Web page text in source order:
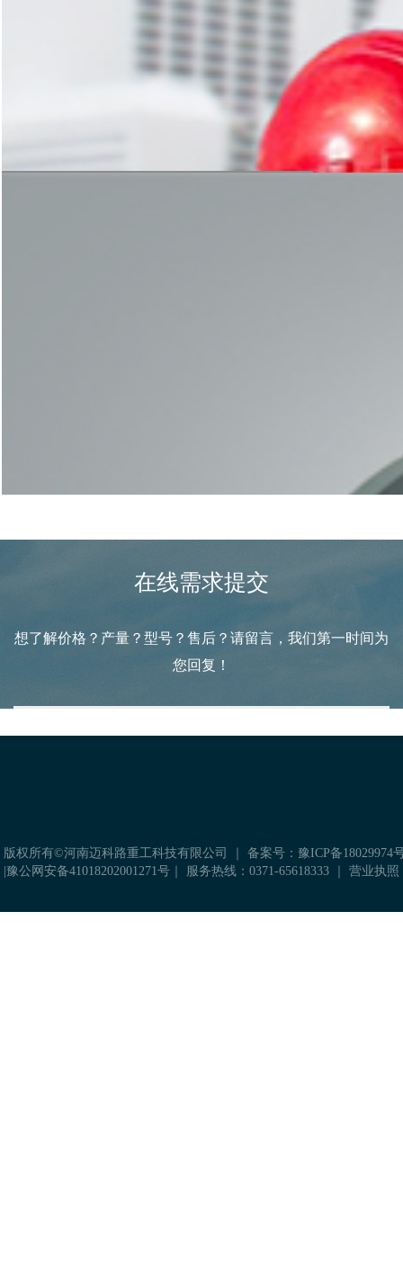
科学的方案规划，严谨的设备加工
是后期生产线稳定运转的保障
科学的方案规划，严谨的设备加工
在线需求提交
想了解价格？产量？型号？售后？请留言，我们第一时间为
您回复！
版权所有©河南迈科路重工科技有限公司 ｜ 备案号：豫ICP备18029974
豫公网安备41018202001271号 ｜ 服务热线：0371-65618333 ｜ 营业执照